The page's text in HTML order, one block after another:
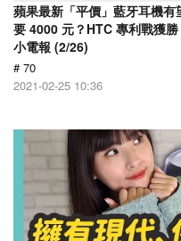
蘋果最新「平價」藍牙耳機
要 4000 元？HTC 專利戰獲
小電報 (2/26)
# 70
2021-02-25 10:36